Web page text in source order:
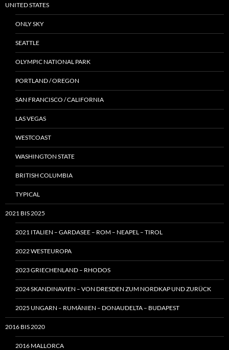
UNITED STATES
ONLY SKY
SEATTLE
OLYMPIC NATIONAL PARK
PORTLAND / OREGON
SAN FRANCISCO / CALIFORNIA
LAS VEGAS
WESTCOAST
WASHINGTON STATE
BRITISH COLUMBIA
TYPICAL
2021 BIS 2025
2021 ITALIEN – GARDASEE – ROM – NEAPEL – TIROL
2022 WESTEUROPA
2023 GRIECHENLAND – RHODOS
2024 SKANDINAVIEN – VON DRESDEN ZUM NORDKAP UND ZURÜCK
2025 UNGARN – RUMÄNIEN – DONAUDELTA – BUDAPEST
2016 BIS 2020
2016 MALLORCA